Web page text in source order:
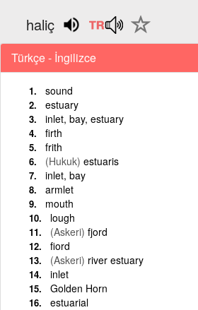
haliç
Türkçe - İngilizce
sound
estuary
inlet, bay, estuary
firth
frith
(Hukuk) estuaris
inlet, bay
armlet
mouth
lough
(Askeri) fjord
fiord
(Askeri) river estuary
inlet
Golden Horn
estuarial